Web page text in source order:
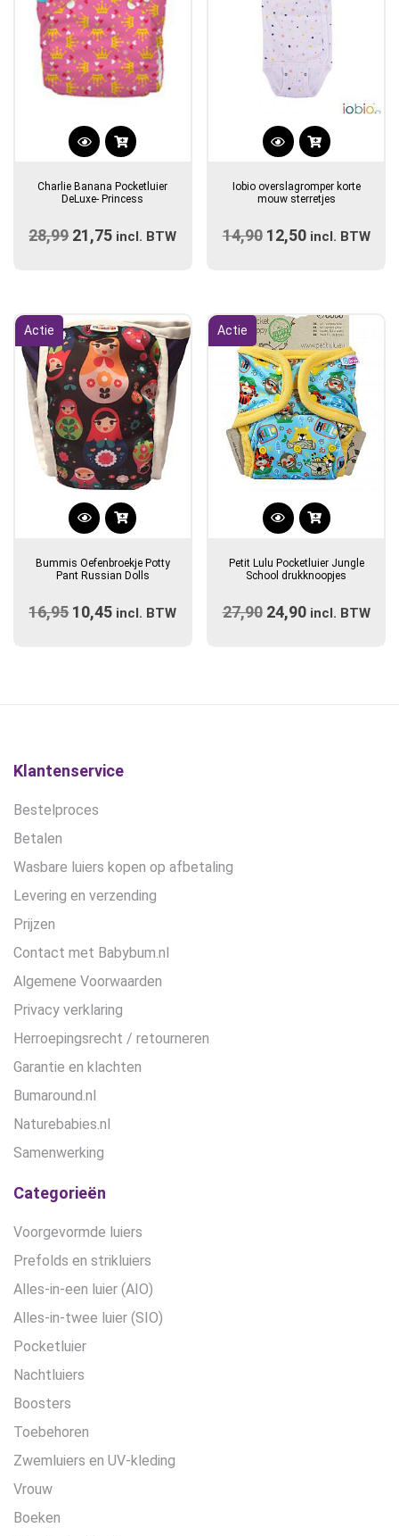
Charlie Banana Pocketluier
DeLuxe- Princess
28,99 Oorspronkelijke
21,75 Huidige
incl. BTW
Dit
heeft
variaties.
gekozen
worden
op
de
productpagina
Iobio overslagromper korte
mouw sterretjes
14,90 Oorspronkelijke
12,50Huidige
incl. BTW
Actie
Dit
heeft
variaties.
de
Bummis Oefenbroekje Potty
Pant Russian Dolls
16,95 Oorspronkelijke
10,45 Huidige
incl. BTW
Actie
Petit Lulu Pocketluier Jungle
School drukknoopjes
27,90 Oorspronkelijke
24,90Huidige
incl. BTW
Klantenservice
Bestelproces
Betalen
Wasbare luiers kopen op afbetaling
Levering en verzending
Prijzen
Contact met Babybum.nl
Algemene Voorwaarden
Privacy verklaring
Herroepingsrecht / retourneren
Garantie en klachten
Bumaround.nl
Naturebabies.nl
Samenwerking
Categorieën
Voorgevormde luiers
Prefolds en strikluiers
Alles-in-een luier (AIO)
Alles-in-twee luier (SIO)
Pocketluier
Nachtluiers
Boosters
Toebehoren
Zwemluiers en UV-kleding
Vrouw
Boeken